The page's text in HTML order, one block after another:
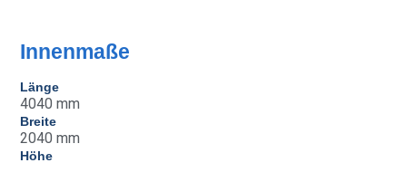
Innenmaße
Länge
4040 mm
Breite
2040 mm
Höhe